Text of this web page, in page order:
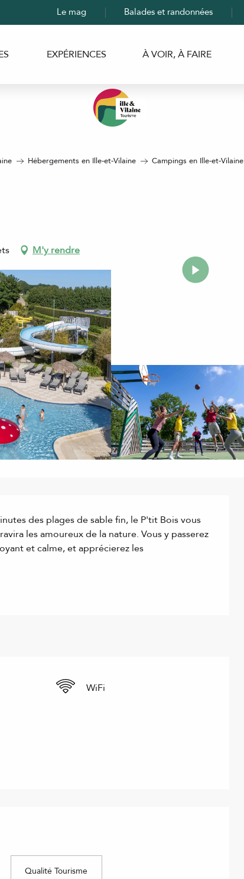
Le mag Balades et randonnées
EXPÉRIENCES À VOIR, À FAIRE
Hébergements en Ille-et-Vilaine Campings en Ille-et-Vilaine
M'y rendre
des plages de sable fin, le P'tit Bois vous
les amoureux de la nature. Vous y passerez
et calme, et apprécierez les
WiFi
Qualité Tourisme